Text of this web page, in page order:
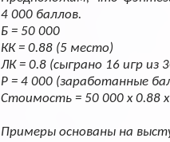
4 000 баллов.
Б = 50 000
КК = 0.88 (5 место)
ЛК = 0.8 (сыграно 16 игр
Р = 4 000 (заработанные
Стоимость = 50 000 x 0.88
Примеры основаны на